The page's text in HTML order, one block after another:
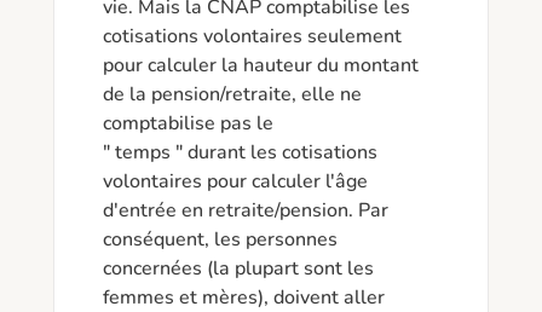
vie. Mais la CNAP comptabilise les
cotisations volontaires seulement
pour calculer la hauteur du montant
de la pension/retraite, elle ne
comptabilise pas le
" temps " durant les cotisations
volontaires pour calculer l'âge
d'entrée en retraite/pension. Par
conséquent, les personnes
concernées (la plupart sont les
femmes et mères), doivent aller